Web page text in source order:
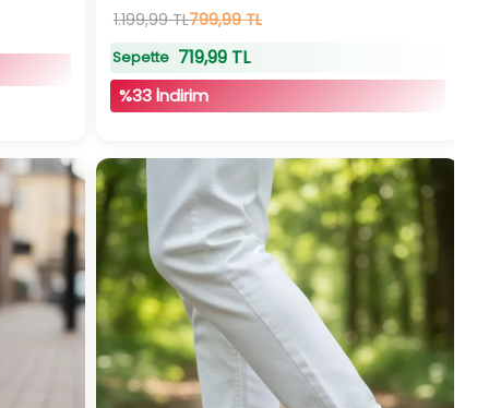
27adetstokta
1.199,99 TL799,99 TL
Sepette719,99 TL
%33 İndirim